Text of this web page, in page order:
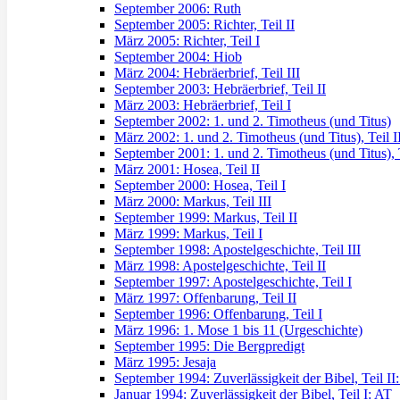
September 2006: Ruth
September 2005: Richter, Teil II
März 2005: Richter, Teil I
September 2004: Hiob
März 2004: Hebräerbrief, Teil III
September 2003: Hebräerbrief, Teil II
März 2003: Hebräerbrief, Teil I
September 2002: 1. und 2. Timotheus (und Titus)
März 2002: 1. und 2. Timotheus (und Titus), Teil
September 2001: 1. und 2. Timotheus (und Titus),
März 2001: Hosea, Teil II
September 2000: Hosea, Teil I
März 2000: Markus, Teil III
September 1999: Markus, Teil II
März 1999: Markus, Teil I
September 1998: Apostelgeschichte, Teil III
März 1998: Apostelgeschichte, Teil II
September 1997: Apostelgeschichte, Teil I
März 1997: Offenbarung, Teil II
September 1996: Offenbarung, Teil I
März 1996: 1. Mose 1 bis 11 (Urgeschichte)
September 1995: Die Bergpredigt
März 1995: Jesaja
September 1994: Zuverlässigkeit der Bibel, Teil
Januar 1994: Zuverlässigkeit der Bibel, Teil I: AT